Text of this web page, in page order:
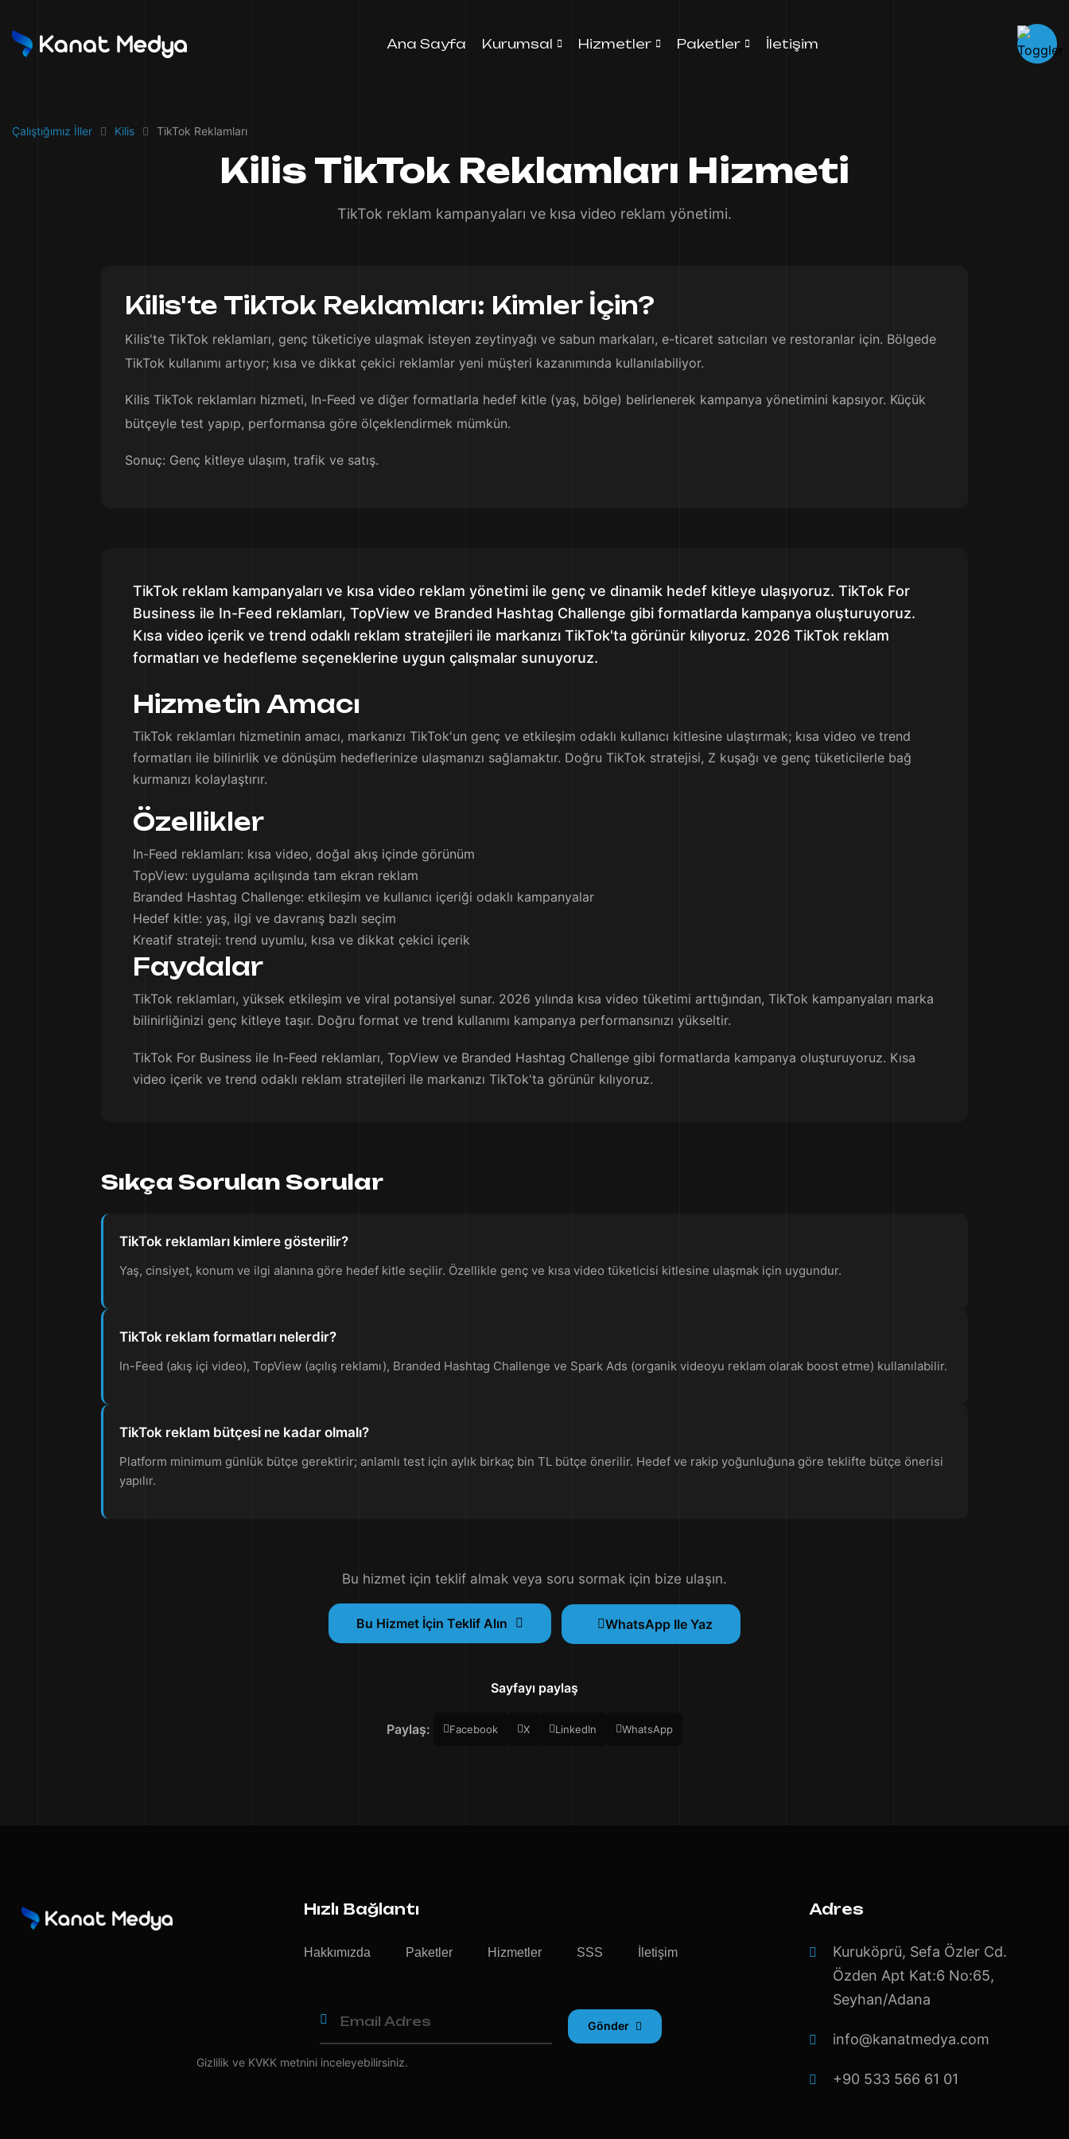
Ana Sayfa Kurumsal Hizmetler Paketler İletişim
Çalıştığımız İller Kilis TikTok Reklamları
Kilis TikTok Reklamları Hizmeti
TikTok reklam kampanyaları ve kısa video reklam yönetimi.
Kilis'te TikTok Reklamları: Kimler İçin?
Kilis'te TikTok reklamları, genç tüketiciye ulaşmak isteyen zeytinyağı ve sabun markaları, e-ticaret satıcıları ve restoranlar için. Bölgede
TikTok kullanımı artıyor; kısa ve dikkat çekici reklamlar yeni müşteri kazanımında kullanılabiliyor.
Kilis TikTok reklamları hizmeti, In-Feed ve diğer formatlarla hedef kitle (yaş, bölge) belirlenerek kampanya yönetimini kapsıyor. Küçük
bütçeyle test yapıp, performansa göre ölçeklendirmek mümkün.
Sonuç: Genç kitleye ulaşım, trafik ve satış.
TikTok reklam kampanyaları ve kısa video reklam yönetimi ile genç ve dinamik hedef kitleye ulaşıyoruz. TikTok For
Business ile In-Feed reklamları, TopView ve Branded Hashtag Challenge gibi formatlarda kampanya oluşturuyoruz.
Kısa video içerik ve trend odaklı reklam stratejileri ile markanızı TikTok'ta görünür kılıyoruz. 2026 TikTok reklam
formatları ve hedefleme seçeneklerine uygun çalışmalar sunuyoruz.
Hizmetin Amacı
TikTok reklamları hizmetinin amacı, markanızı TikTok'un genç ve etkileşim odaklı kullanıcı kitlesine ulaştırmak; kısa video ve trend
formatları ile bilinirlik ve dönüşüm hedeflerinize ulaşmanızı sağlamaktır. Doğru TikTok stratejisi, Z kuşağı ve genç tüketicilerle bağ
kurmanızı kolaylaştırır.
Özellikler
In-Feed reklamları: kısa video, doğal akış içinde görünüm
TopView: uygulama açılışında tam ekran reklam
Branded Hashtag Challenge: etkileşim ve kullanıcı içeriği odaklı kampanyalar
Hedef kitle: yaş, ilgi ve davranış bazlı seçim
Kreatif strateji: trend uyumlu, kısa ve dikkat çekici içerik
Faydalar
TikTok reklamları, yüksek etkileşim ve viral potansiyel sunar. 2026 yılında kısa video tüketimi arttığından, TikTok kampanyaları marka
bilinirliğinizi genç kitleye taşır. Doğru format ve trend kullanımı kampanya performansınızı yükseltir.
TikTok For Business ile In-Feed reklamları, TopView ve Branded Hashtag Challenge gibi formatlarda kampanya oluşturuyoruz. Kısa
video içerik ve trend odaklı reklam stratejileri ile markanızı TikTok'ta görünür kılıyoruz.
Sıkça Sorulan Sorular
TikTok reklamları kimlere gösterilir?
Yaş, cinsiyet, konum ve ilgi alanına göre hedef kitle seçilir. Özellikle genç ve kısa video tüketicisi kitlesine ulaşmak için uygundur.
TikTok reklam formatları nelerdir?
In-Feed (akış içi video), TopView (açılış reklamı), Branded Hashtag Challenge ve Spark Ads (organik videoyu reklam olarak boost etme) kullanılabilir.
TikTok reklam bütçesi ne kadar olmalı?
Platform minimum günlük bütçe gerektirir; anlamlı test için aylık birkaç bin TL bütçe önerilir. Hedef ve rakip yoğunluğuna göre teklifte bütçe önerisi
yapılır.
Bu hizmet için teklif almak veya soru sormak için bize ulaşın.
Bu Hizmet İçin Teklif Alın WhatsApp Ile Yaz
Sayfayı paylaş
Paylaş: Facebook X LinkedIn WhatsApp
Hızlı Bağlantı
Hakkımızda Paketler Hizmetler SSS İletişim
Gönder
Gizlilik ve KVKK metnini inceleyebilirsiniz.
Adres
Kuruköprü, Sefa Özler Cd.
Özden Apt Kat:6 No:65,
Seyhan/Adana
info@kanatmedya.com
+90 533 566 61 01